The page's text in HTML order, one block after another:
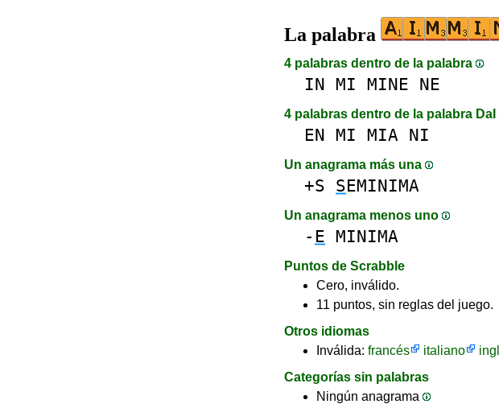
La palabra
4 palabras dentro de la palabra
IN MI MINE NE
4 palabras dentro de la palabra DaI
EN MI MIA NI
Un anagrama más una
+S SEMINIMA
Un anagrama menos uno
- E MINIMA
Puntos de Scrabble
Cero, inválido.
11 puntos, sin reglas del juego.
Otros idiomas
Inválida: francés italiano
Categorías sin palabras
Ningún anagrama